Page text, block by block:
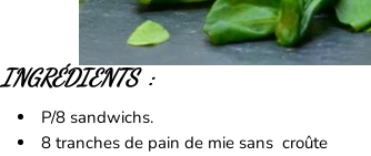
INGRÉDIENTS :
P/8 sandwichs.
8 tranches de pain de mie sans croûte